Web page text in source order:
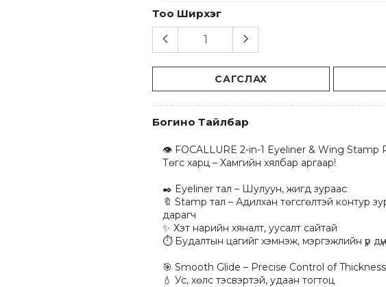
Тоо Ширхэг
САГСЛАХ
Богино Тайлбар
👁 FOCALLURE 2-in-1 Eyeliner & Wing Stamp
Төгс харц – Хамгийн хялбар аргаар!
✒️ Eyeliner тал – Шулуун, жигд зураас
🔖 Stamp тал – Адилхан төгсгөлтэй контур
дарагч
✨ Хэт нарийн хяналт, уусалт сайтай
⏱ Будалтын цагийг хэмнэж, мэргэжлийн үр
🎯 Smooth Glide – Precise Control of Thickness
💧 Ус, хөлс тэсвэртэй, удаан тогтоц